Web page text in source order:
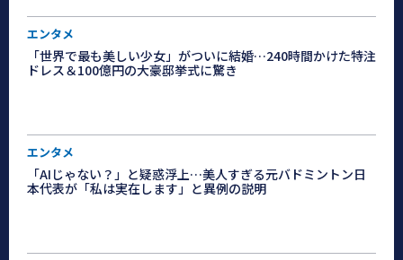
エンタメ
「世界で最も美しい少女」がついに結婚…240時間かけた特注
ドレス＆100億円の大豪邸挙式に驚き
エンタメ
「AIじゃない？」と疑惑浮上…美人すぎる元バドミントン日
本代表が「私は実在します」と異例の説明